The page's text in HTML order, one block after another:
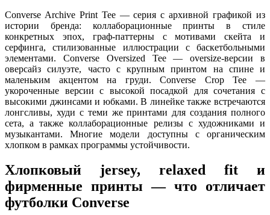
Converse Archive Print Tee — серия с архивной графикой из
истории бренда: коллаборационные принты в стиле
конкретных эпох, граф-паттерны с мотивами скейта и
серфинга, стилизованные иллюстрации с баскетбольными
элементами. Converse Oversized Tee — oversize-версии в
оверсайз силуэте, часто с крупным принтом на спине и
маленьким акцентом на груди. Converse Crop Tee —
укороченные версии с высокой посадкой для сочетания с
высокими джинсами и юбками. В линейке также встречаются
лонгсливы, худи с теми же принтами для создания полного
сета, а также коллаборационные релизы с художниками и
музыкантами. Многие модели доступны с органическим
хлопком в рамках программы устойчивости.
Хлопковый jersey, relaxed fit и
фирменные принты — что отличает
футболки Converse